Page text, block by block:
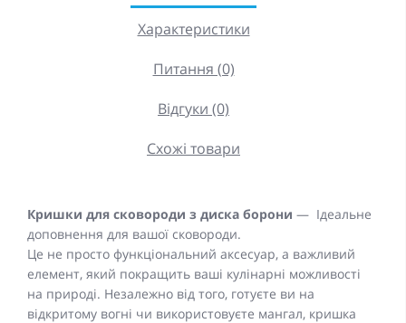
Характеристики
Питання (0)
Відгуки (0)
Схожі товари
Кришки для сковороди з диска борони — Ідеальне
доповнення для вашої сковороди.
Це не просто функціональний аксесуар, а важливий
елемент, який покращить ваші кулінарні можливості
на природі. Незалежно від того, готуєте ви на
відкритому вогні чи використовуєте мангал, кришка